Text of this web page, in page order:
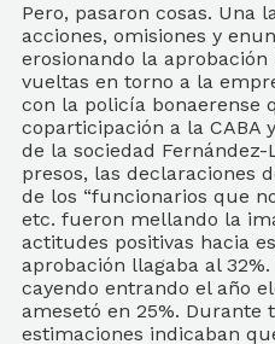
Pero, pasaron cosas. Una
acciones, omisiones y
erosionando la
vueltas en torno a la
con la policía bonaerense
coparticipación a la
de la sociedad
presos, las declaraciones
de los “funcionarios que
etc. fueron mellando la
actitudes positivas hacia
aprobación llagaba al
cayendo entrando el año
amesetó en 25%. Durante
estimaciones indicaban